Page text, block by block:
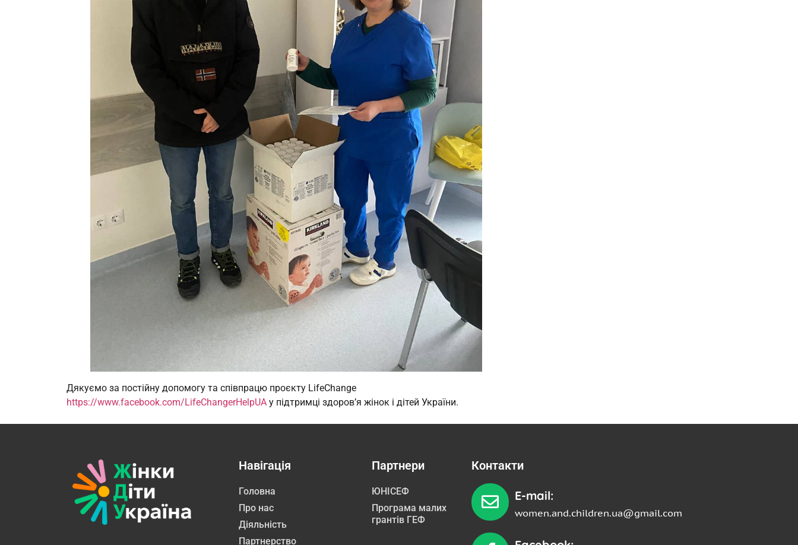
Дякуємо за постійну допомогу та співпрацю проєкту LifeChange
https://www.facebook.com/LifeChangerHelpUA у підтримці здоров’я жінок і дітей України.
Навігація
Головна
Про нас
Діяльність
Партнерство
Партнери
ЮНІСЕФ
Програма малих
грантів ГЕФ
Контакти
E-mail:
women.and.children.ua@gmail.com